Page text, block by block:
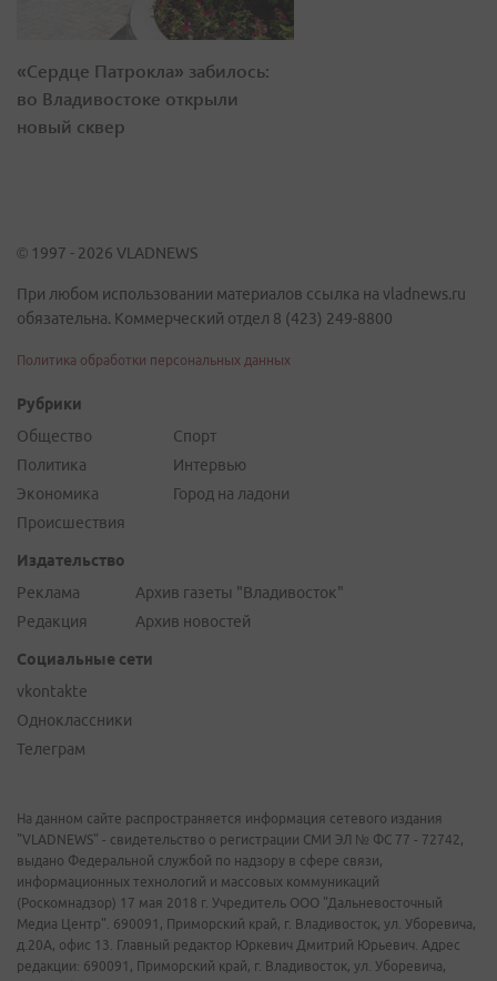
«Сердце Патрокла» забилось:
во Владивостоке открыли
новый сквер
© 1997 - 2026 VLADNEWS
При любом использовании материалов ссылка на vladnews.ru
обязательна. Коммерческий отдел 8 (423) 249-8800
Политика обработки персональных данных
Рубрики
Общество
Политика
Экономика
Происшествия
Спорт
Интервью
Город на ладони
Издательство
Реклама
Редакция
Архив газеты "Владивосток"
Архив новостей
Социальные сети
vkontakte
Одноклассники
Телеграм
На данном сайте распространяется информация сетевого издания
"VLADNEWS" - свидетельство о регистрации СМИ ЭЛ № ФС 77 - 72742,
выдано Федеральной службой по надзору в сфере связи,
информационных технологий и массовых коммуникаций
(Роскомнадзор) 17 мая 2018 г. Учредитель ООО "Дальневосточный
Медиа Центр". 690091, Приморский край, г. Владивосток, ул. Уборевича,
д.20А, офис 13. Главный редактор Юркевич Дмитрий Юрьевич. Адрес
редакции: 690091, Приморский край, г. Владивосток, ул. Уборевича,